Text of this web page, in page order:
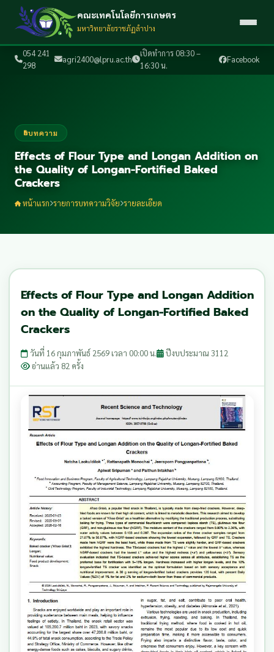
054 241
298
agri2400@lpru.ac.th
เปิดทำการ 08:30 –
16:30 น.
Facebook
คณะเทคโนโลยีการเกษตร
มหาวิทยาลัยราชภัฏลำปาง
บทความ
Effects of Flour Type and Longan Addition on
the Quality of Longan-Fortified Baked
Crackers
หน้าแรก รายการบทความวิจัย รายละเอียด
Effects of Flour Type and Longan Addition
on the Quality of Longan-Fortified Baked
Crackers
วันที่ 16 กุมภาพันธ์ 2569 เวลา 00:00 น.
ปีงบประมาณ 3112
อ่านแล้ว 82 ครั้ง